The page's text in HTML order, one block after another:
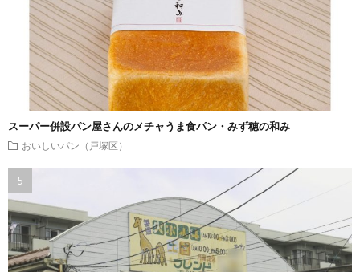
スーパー併設パン屋さんのメチャうま食パン・みず穂の和み
おいしいパン（戸塚区）